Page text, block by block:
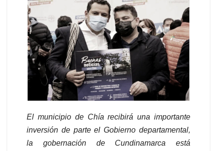
El municipio de Chía recibirá una importante
inversión de parte el Gobierno departamental,
la gobernación de Cundinamarca está